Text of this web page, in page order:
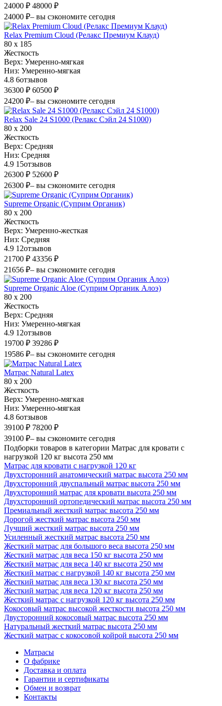
24000 ₽ 48000 ₽
24000 ₽– вы сэкономите сегодня
Relax Premium Cloud (Релакс Премиум Клауд)
80 х 185
Жесткость
Верх: Умеренно-мягкая
Низ: Умеренно-мягкая
4.8 6отзывов
36300 ₽ 60500 ₽
24200 ₽– вы сэкономите сегодня
Relax Sale 24 S1000 (Релакс Сэйл 24 S1000)
80 х 200
Жесткость
Верх: Средняя
Низ: Средняя
4.9 15отзывов
26300 ₽ 52600 ₽
26300 ₽– вы сэкономите сегодня
Supreme Organic (Суприм Органик)
80 х 200
Жесткость
Верх: Умеренно-жесткая
Низ: Средняя
4.9 12отзывов
21700 ₽ 43356 ₽
21656 ₽– вы сэкономите сегодня
Supreme Organic Aloe (Суприм Органик Алоэ)
80 х 200
Жесткость
Верх: Средняя
Низ: Умеренно-мягкая
4.9 12отзывов
19700 ₽ 39286 ₽
19586 ₽– вы сэкономите сегодня
Матрас Natural Latex
80 х 200
Жесткость
Верх: Умеренно-мягкая
Низ: Умеренно-мягкая
4.8 6отзывов
39100 ₽ 78200 ₽
39100 ₽– вы сэкономите сегодня
Подборки товаров в категории Матрас для кровати с
нагрузкой 120 кг высота 250 мм
Матрас для кровати с нагрузкой 120 кг
Двухсторонний анатомический матрас высота 250 мм
Двухсторонний двуспальный матрас высота 250 мм
Двухсторонний матрас для кровати высота 250 мм
Двухсторонний ортопедический матрас высота 250 мм
Премиальный жесткий матрас высота 250 мм
Дорогой жесткий матрас высота 250 мм
Лучший жесткий матрас высота 250 мм
Усиленный жесткий матрас высота 250 мм
Жесткий матрас для большого веса высота 250 мм
Жесткий матрас для веса 150 кг высота 250 мм
Жесткий матрас для веса 140 кг высота 250 мм
Жесткий матрас с нагрузкой 140 кг высота 250 мм
Жесткий матрас для веса 130 кг высота 250 мм
Жесткий матрас для веса 120 кг высота 250 мм
Жесткий матрас с нагрузкой 120 кг высота 250 мм
Кокосовый матрас высокой жесткости высота 250 мм
Двусторонний кокосовый матрас высота 250 мм
Натуральный жесткий матрас высота 250 мм
Жесткий матрас с кокосовой койрой высота 250 мм
Матрасы
О фабрике
Доставка и оплата
Гарантии и сертификаты
Обмен и возврат
Контакты